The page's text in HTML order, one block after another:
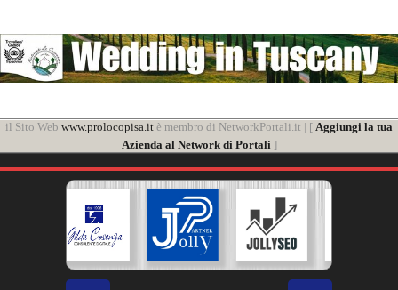
il Sito Web www.prolocopisa.it è membro di NetworkPortali.it | [ Aggiungi la tua
Azienda al Network di Portali]